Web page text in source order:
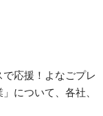
応援！よなごプレ
について、各社、